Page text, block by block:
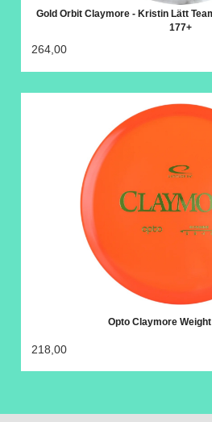
Gold Orbit Claymore - Kristin Lätt
177+
264,00
Opto Claymore
218,00